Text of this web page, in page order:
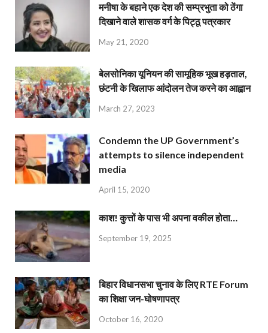
मनीषा के बहाने एक देश की सम्प्रभुता को ठेंगा
दिखाने वाले शासक वर्ग के पिट्ठू पत्रकार
May 21, 2020
बेलसोनिका यूनियन की सामूहिक भूख हड़ताल,
छंटनी के खिलाफ आंदोलन तेज करने का आह्वान
March 27, 2023
Condemn the UP Government’s
attempts to silence independent
media
April 15, 2020
काश! कुत्तों के पास भी अपना वकील होता…
September 19, 2025
बिहार विधानसभा चुनाव के लिए RTE Forum
का शिक्षा जन-घोषणापत्र
October 16, 2020